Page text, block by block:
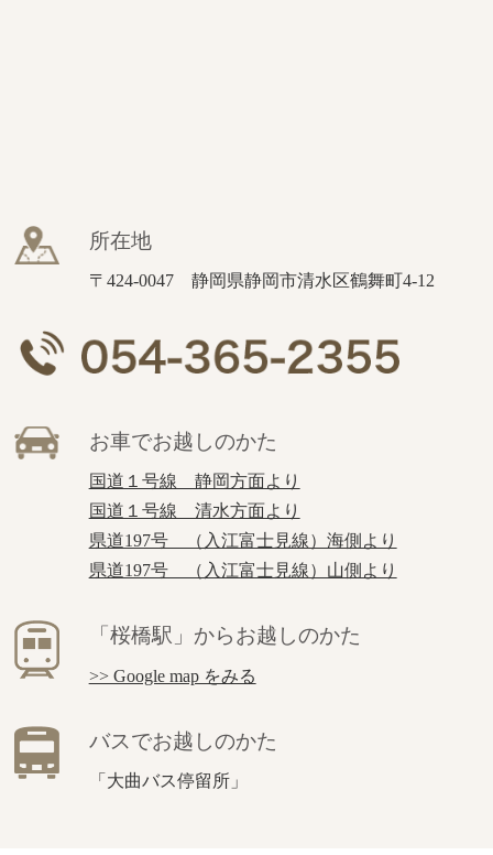
所在地
〒424-0047 静岡県静岡市清水区鶴舞町4-12
お車でお越しのかた
国道１号線 静岡方面より
国道１号線 清水方面より
県道197号 （入江富士見線）海側より
県道197号 （入江富士見線）山側より
「桜橋駅」からお越しのかた
>> Google map をみる
バスでお越しのかた
「大曲バス停留所」